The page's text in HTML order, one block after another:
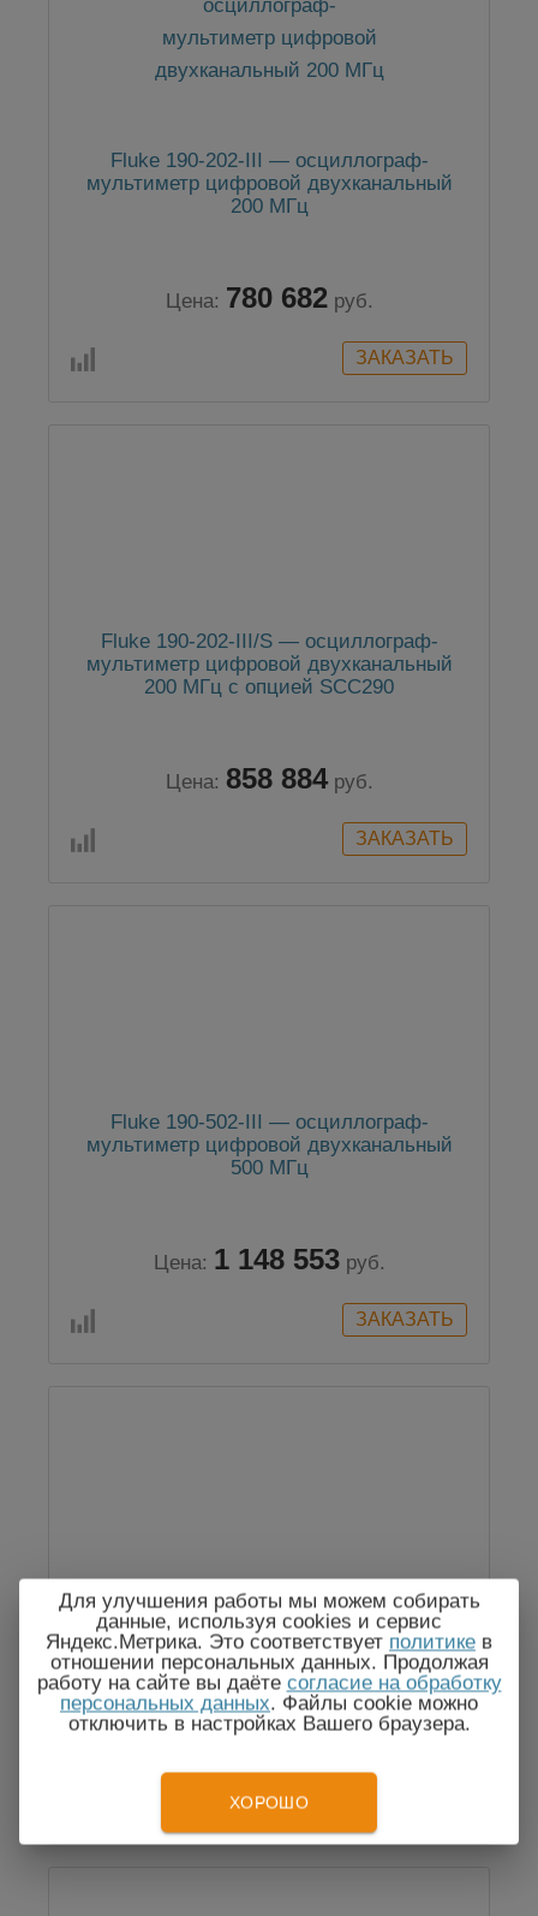
Fluke 190-202-III — осциллограф-
мультиметр цифровой двухканальный
200 МГц
Цена: 780 682 руб.
Fluke 190-202-III/S — осциллограф-
мультиметр цифровой двухканальный
200 МГц с опцией SCC290
Цена: 858 884 руб.
Fluke 190-502-III — осциллограф-
мультиметр цифровой двухканальный
500 МГц
Цена: 1 148 553 руб.
Fluke 190-502-III/S — осциллограф-
мультиметр цифровой двухканальный
500 МГц с опцией SCC290
1 239 769
Для улучшения работы мы можем собирать
данные, используя cookies и сервис
Яндекс.Метрика. Это соответствует политике в
отношении персональных данных. Продолжая
работу на сайте вы даёте согласие на обработку
персональных данных. Файлы cookie можно
отключить в настройках Вашего браузера.
ХОРОШО